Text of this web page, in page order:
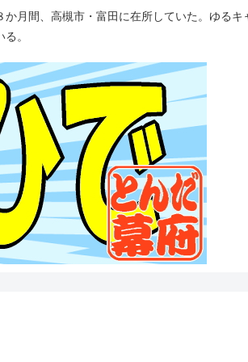
月間、高槻市・富田に在所していた。ゆるキ
。